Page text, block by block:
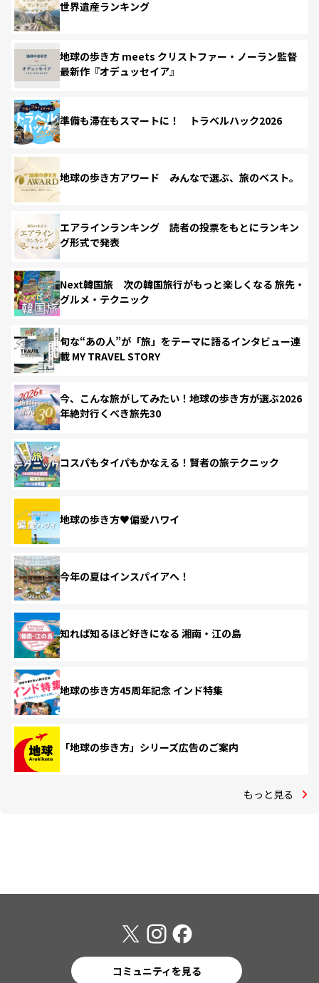
世界遺産ランキング
地球の歩き方 meets クリストファー・ノーラン監督
最新作『オデュッセイア』
準備も滞在もスマートに！ トラベルハック2026
地球の歩き方アワード みんなで選ぶ、旅のベスト。
エアラインランキング 読者の投票をもとにランキン
グ形式で発表
Next韓国旅 次の韓国旅行がもっと楽しくなる 旅先・
グルメ・テクニック
旬な“あの人”が「旅」をテーマに語るインタビュー連
載 MY TRAVEL STORY
今、こんな旅がしてみたい！地球の歩き方が選ぶ2026
年絶対行くべき旅先30
コスパもタイパもかなえる！賢者の旅テクニック
地球の歩き方♥偏愛ハワイ
今年の夏はインスパイアへ！
知れば知るほど好きになる 湘南・江の島
地球の歩き方45周年記念 インド特集
「地球の歩き方」シリーズ広告のご案内
もっと見る
コミュニティを見る